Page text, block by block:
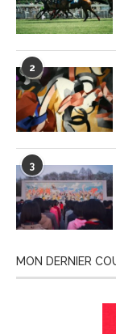
2
3
MON DERNIER